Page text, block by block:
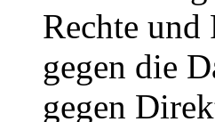
Rechte
gegen die
gegen